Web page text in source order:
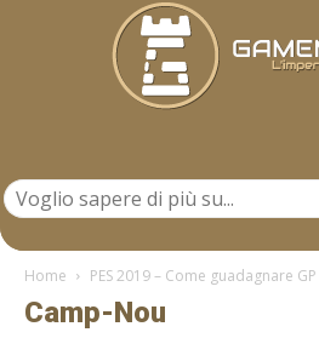
Home PES 2019 – Come guadagnare
Camp-Nou